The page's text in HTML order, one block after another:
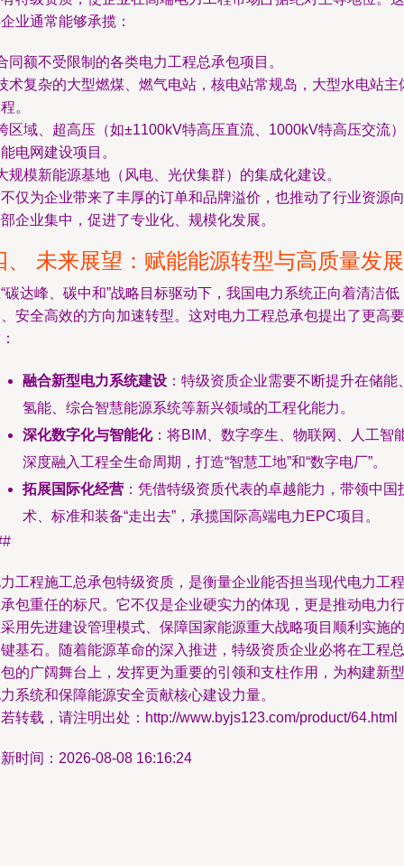
业通常能够承揽：
同额不受限制的各类电力工程总承包项目。
术复杂的大型燃煤、燃气电站，核电站常规岛，大型水电站主
。
区域、超高压（如±1100kV特高压直流、1000kV特高压交流）
电网建设项目。
规模新能源基地（风电、光伏集群）的集成化建设。
仅为企业带来了丰厚的订单和品牌溢价，也推动了行业资源向
企业集中，促进了专业化、规模化发展。
、 未来展望：赋能能源转型与高质量发展
碳达峰、碳中和”战略目标驱动下，我国电力系统正向着清洁低
安全高效的方向加速转型。这对电力工程总承包提出了更高要
融合新型电力系统建设 ：特级资质企业需要不断提升在储能
氢能、综合智慧能源系统等新兴领域的工程化能力。
深化数字化与智能化：将BIM、数字孪生、物联网、人工智
深度融入工程全生命周期，打造“智慧工地”和“数字电厂”。
拓展国际化经营 ：凭借特级资质代表的卓越能力，带领中国
术、标准和装备“走出去”，承揽国际高端电力EPC项目。
工程施工总承包特级资质，是衡量企业能否担当现代电力工程
包重任的标尺。它不仅是企业硬实力的体现，更是推动电力行
用先进建设管理模式、保障国家能源重大战略项目顺利实施的
基石。随着能源革命的深入推进，特级资质企业必将在工程总
的广阔舞台上，发挥更为重要的引领和支柱作用，为构建新型
系统和保障能源安全贡献核心建设力量。
转载，请注明出处：http://www.byjs123.com/product/64.html
时间：2026-08-08 16:16:24